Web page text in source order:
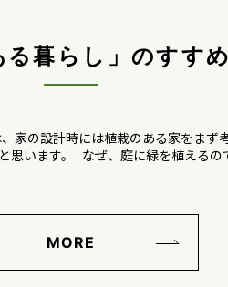
る暮らし」のすすめ
家の設計時には植栽のある家をまず
思います。 なぜ、庭に緑を植える
MORE